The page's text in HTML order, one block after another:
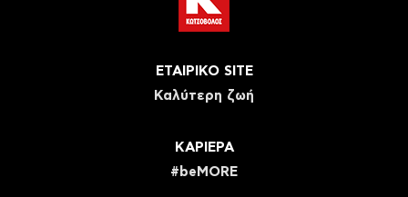
ΕΤΑΙΡΙΚΟ SITE
Καλύτερη ζωή
ΚΑΡΙΕΡΑ
#beMORE